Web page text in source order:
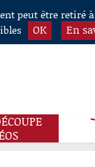
peut être retiré
OK En